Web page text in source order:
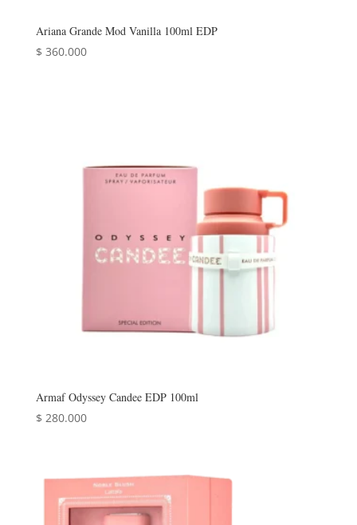
Ariana Grande Mod Vanilla 100ml EDP
$ 360.000
Armaf Odyssey Candee EDP 100ml
$ 280.000